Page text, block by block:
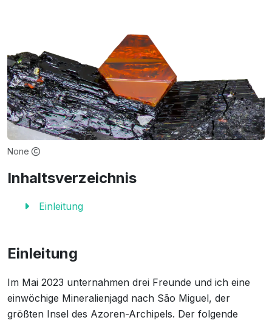
None
Inhaltsverzeichnis
Einleitung
Einleitung
Im Mai 2023 unternahmen drei Freunde und ich eine
einwöchige Mineralienjagd nach São Miguel, der
größten Insel des Azoren-Archipels. Der folgende